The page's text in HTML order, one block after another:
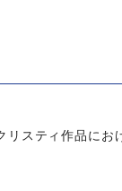
リスティ作品にお